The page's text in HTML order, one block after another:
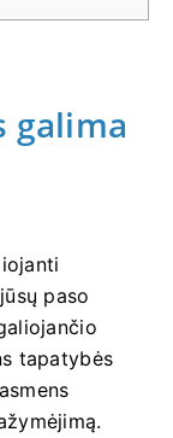
galima
paso
tapatybės